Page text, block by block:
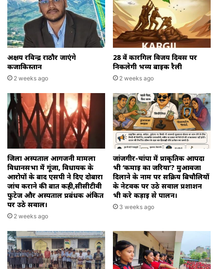
अक्षय रविन्द्र राठौर जाएंगे
कजाकिस्तान
2 weeks ago
28 वें कारगिल विजय दिवस पर
निकलेगी भव्य बाइक रैली
2 weeks ago
जिला अस्पताल आगजनी मामला
विधानसभा में गूंजा, विधायक के
आरोपों के बाद एसपी ने दिए दोबारा
जांच कराने की बात कही,सीसीटीवी
फुटेज और अस्पताल प्रबंधक अंकित
पर उठे सवाल।
2 weeks ago
जांजगीर-चांपा में प्राकृतिक आपदा
भी ‘कमाई का जरिया’? मुआवजा
दिलाने के नाम पर सक्रिय बिचौलियों
के नेटवर्क पर उठे सवाल प्रशाशन
भी करे कड़ाई से पालन।
3 weeks ago